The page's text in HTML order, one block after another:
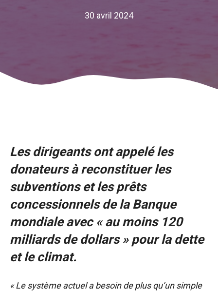
30 avril 2024
Les dirigeants ont appelé les
donateurs à reconstituer les
subventions et les prêts
concessionnels de la Banque
mondiale avec « au moins 120
milliards de dollars » pour la dette
et le climat.
« Le système actuel a besoin de plus qu’un simple